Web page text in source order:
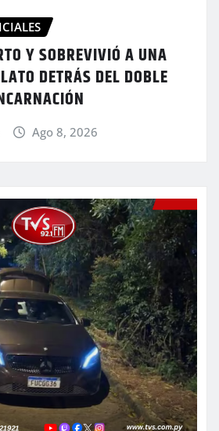
Y SOBREVIVIÓ A UNA
DETRÁS DEL DOBLE
Ago 8, 2026